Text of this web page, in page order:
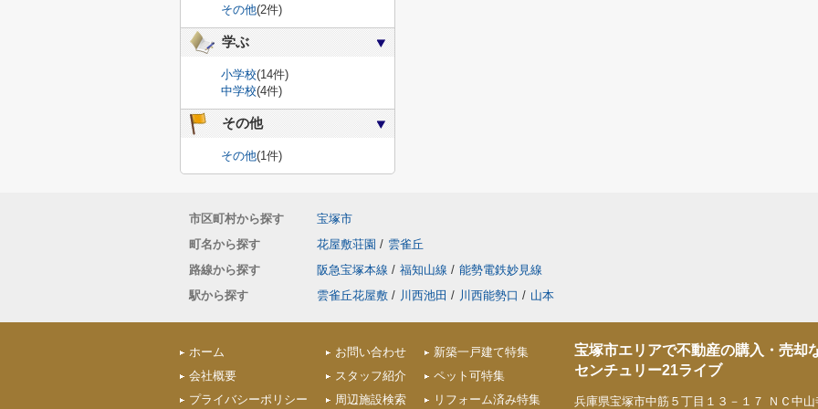
その他(2件)
学ぶ
小学校(14件)
中学校(4件)
その他
その他(1件)
市区町村から探す
宝塚市
町名から探す
花屋敷荘園 / 雲雀丘
路線から探す
阪急宝塚本線 / 福知山線 / 能勢電鉄妙見線
駅から探す
雲雀丘花屋敷 / 川西池田 / 川西能勢口 / 山本
ホーム
会社概要
プライバシーポリシー
お問い合わせ
スタッフ紹介
周辺施設検索
新築一戸建て特集
ペット可特集
リフォーム済み特集
宝塚市エリアで不動産の購入・売却
センチュリー21ライブ
兵庫県宝塚市中筋５丁目１３－１７ ＮＣ中山